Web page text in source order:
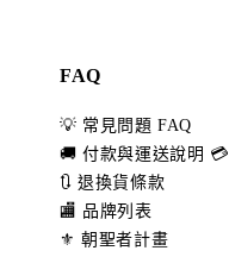
FAQ
💡 常見問題 FAQ
🚚 付款與運送說明 💳
🔃 退換貨條款
🏬 品牌列表
⚜️ 朝聖者計畫